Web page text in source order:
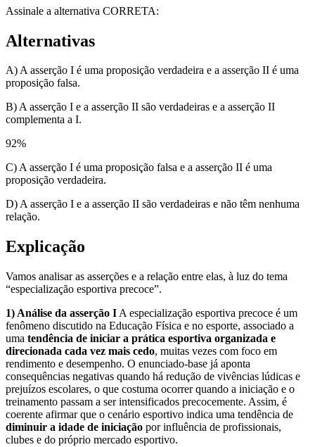
Assinale a alternativa CORRETA:
Alternativas
A) A asserção I é uma proposição verdadeira e a asserção II é uma
proposição falsa.
B) A asserção I e a asserção II são verdadeiras e a asserção II
complementa a I.
92%
C) A asserção I é uma proposição falsa e a asserção II é uma
proposição verdadeira.
D) A asserção I e a asserção II são verdadeiras e não têm nenhuma
relação.
Explicação
Vamos analisar as asserções e a relação entre elas, à luz do tema
“especialização esportiva precoce”.
1) Análise da asserção I A especialização esportiva precoce é um
fenômeno discutido na Educação Física e no esporte, associado a
uma tendência de iniciar a prática esportiva organizada e
direcionada cada vez mais cedo, muitas vezes com foco em
rendimento e desempenho. O enunciado-base já aponta
consequências negativas quando há redução de vivências lúdicas e
prejuízos escolares, o que costuma ocorrer quando a iniciação e o
treinamento passam a ser intensificados precocemente. Assim, é
coerente afirmar que o cenário esportivo indica uma tendência de
diminuir a idade de iniciação por influência de profissionais,
clubes e do próprio mercado esportivo.